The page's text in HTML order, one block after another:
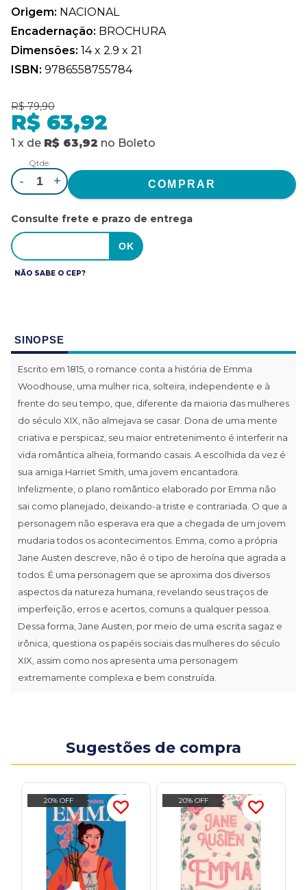
Origem: NACIONAL
Encadernação: BROCHURA
Dimensões: 14 x 2.9 x 21
ISBN: 9786558755784
R$ 79,90
R$ 63,92
1 x de R$ 63,92 no Boleto
Qtde.
- +
Consulte frete e prazo de entrega
NÃO SABE O CEP?
SINOPSE
Escrito em 1815, o romance conta a história de Emma
Woodhouse, uma mulher rica, solteira, independente e à
frente do seu tempo, que, diferente da maioria das mulheres
do século XIX, não almejava se casar. Dona de uma mente
criativa e perspicaz, seu maior entretenimento é interferir na
vida romântica alheia, formando casais. A escolhida da vez é
sua amiga Harriet Smith, uma jovem encantadora.
Infelizmente, o plano romântico elaborado por Emma não
sai como planejado, deixando-a triste e contrariada. O que a
personagem não esperava era que a chegada de um jovem
mudaria todos os acontecimentos. Emma, como a própria
Jane Austen descreve, não é o tipo de heroína que agrada a
todos. É uma personagem que se aproxima dos diversos
aspectos da natureza humana, revelando seus traços de
imperfeição, erros e acertos, comuns a qualquer pessoa.
Dessa forma, Jane Austen, por meio de uma escrita sagaz e
irônica, questiona os papéis sociais das mulheres do século
XIX, assim como nos apresenta uma personagem
extremamente complexa e bem construída.
Sugestões de compra
20% OFF 20% OFF